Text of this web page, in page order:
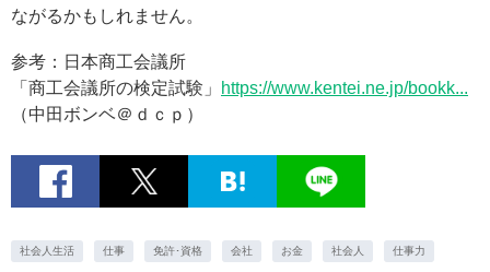
ながるかもしれません。
参考：日本商工会議所
「商工会議所の検定試験」
https://www.kentei.ne.jp/bookk...
（中田ボンベ＠ｄｃｐ）
社会人生活 仕事 免許･資格 会社 お金 社会人 仕事力